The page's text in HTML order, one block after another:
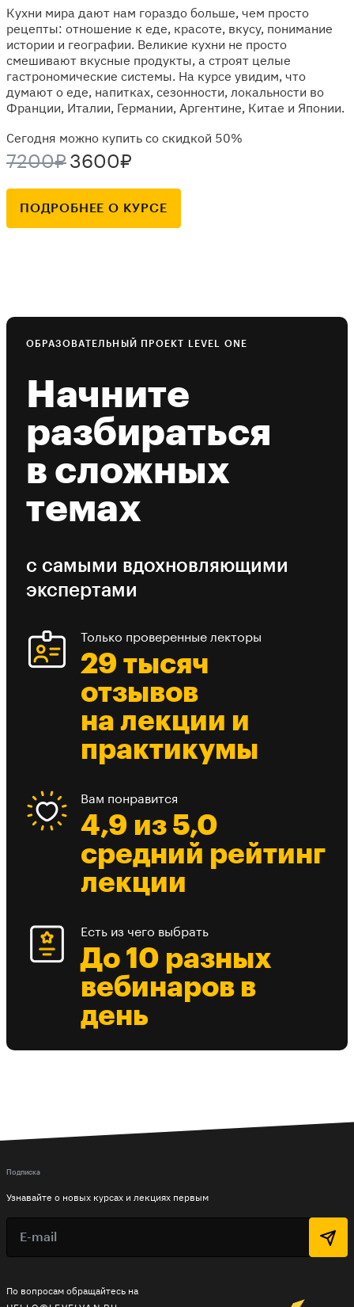
Кухни мира дают нам гораздо больше, чем просто
рецепты: отношение к еде, красоте, вкусу, понимание
истории и географии. Великие кухни не просто
смешивают вкусные продукты, а строят целые
гастрономические системы. На курсе увидим, что
думают о еде, напитках, сезонности, локальности во
Франции, Италии, Германии, Аргентине, Китае и Японии.
Сегодня можно купить со скидкой 50%
7200₽ 3600₽
ПОДРОБНЕЕ О КУРСЕ
ОБРАЗОВАТЕЛЬНЫЙ ПРОЕКТ LEVEL ONE
Начните
разбираться
в сложных
темах
с самыми вдохновляющими
экспертами
Только проверенные лекторы
29 тысяч
отзывов
на лекции и
практикумы
Вам понравится
4,9 из 5,0
средний рейтинг
лекции
Есть из чего выбрать
До 10 разных
вебинаров в
день
По вопросам обращайтесь на
Подписка
Узнавайте о новых курсах и лекциях первым